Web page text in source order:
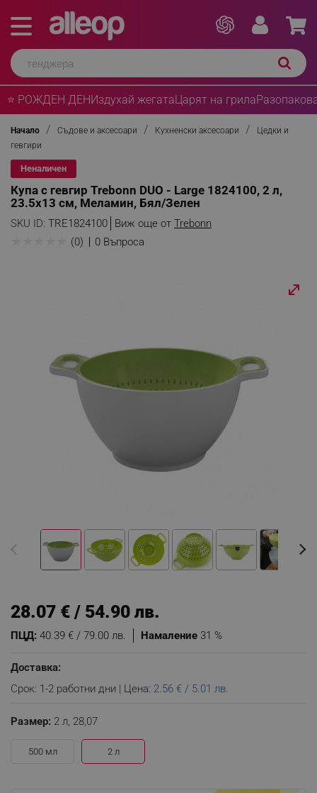
⭐ РОЖДЕН ДЕНИздухай жегатаЦарят на грила
Начало Съдове и аксесоари Кухненски аксесоари
Цедки и
гевгири
Неналичен
Купа с гевгир Trebonn DUO - Large 1824100, 2 л,
23.5x13 см, Меламин, Бял/Зелен
SKU ID: TRE1824100 Виж още от Trebonn
(0) 0 Въпроса
Намаление 31 %
ПЦД: 40.39 € / 79.00 лв.
28.07 € / 54.90 лв.
Доставка:
Срок: 1-2 работни дни | Цена: 2.56 € / 5.01 лв.
Размер: 2 л, 28,07
500 мл 2 л